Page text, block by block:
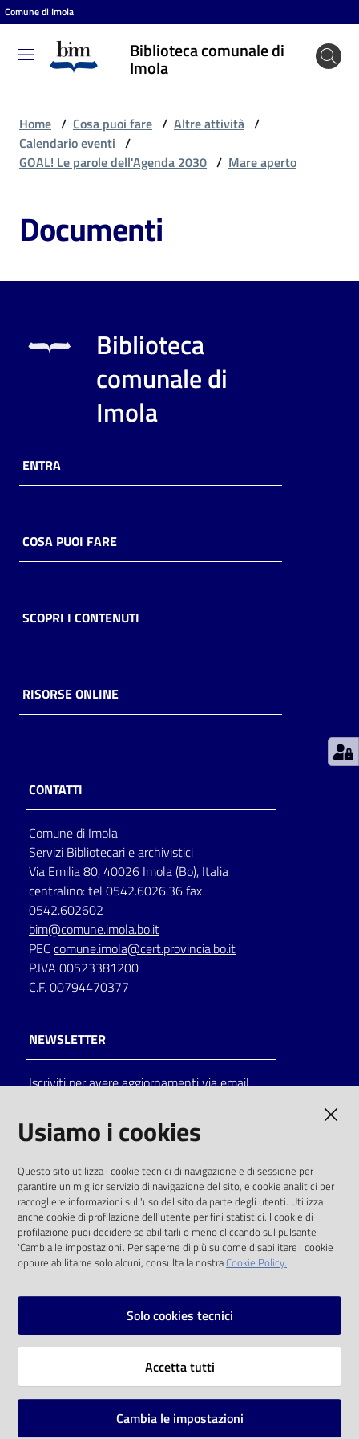
Vai al contenuto
Vai alla navigazione
Vai al footer
Comune di Imola
Biblioteca comunale di
Imola
Biblioteca
comunale
Cosa
fare
Scopri
online
Piani
Decentrate
Seguici
su
on line
Eventi
Chiedi al
bibliotecario
Avvisi
Home / Cosa puoi fare / Altre attività /
Calendario eventi /
GOAL! Le parole dell'Agenda 2030 / Mare aperto
Documenti
Biblioteca
comunale di
Imola
ENTRA
COSA PUOI FARE
SCOPRI I CONTENUTI
RISORSE ONLINE
CONTATTI
Comune di Imola
Servizi Bibliotecari e archivistici
Via Emilia 80, 40026 Imola (Bo), Italia
centralino: tel 0542.6026.36 fax
0542.602602
bim@comune.imola.bo.it
PEC comune.imola@cert.provincia.bo.it
P.IVA 00523381200
C.F. 00794470377
NEWSLETTER
Iscriviti per avere aggiornamenti via email
solo alle condizioni previste dalla direttiva
comunitaria 2003/98/CE e dal d.lgs. 36/2006
SOCIAL
Instagram
Vai alla pagina
Usiamo i cookies
Questo sito utilizza i cookie tecnici di navigazione e di sessione per
garantire un miglior servizio di navigazione del sito, e cookie analitici per
raccogliere informazioni sull'uso del sito da parte degli utenti. Utilizza
anche cookie di profilazione dell'utente per fini statistici. I cookie di
profilazione puoi decidere se abilitarli o meno cliccando sul pulsante
'Cambia le impostazioni'. Per saperne di più su come disabilitare i cookie
oppure abilitarne solo alcuni, consulta la nostraCookie Policy.
Solo cookies tecnici
Accetta tutti
Cambia le impostazioni